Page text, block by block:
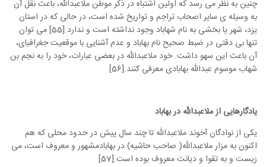
چنین به نظر می رسد که اولین اشتباه در ذکر موطن ملاعبدالله، باعث نقل آن
به وسیله ی سایر اصحاب تراجم و تواریخ شده است، در حالی که در استان
یزد، شهر یا بخشی به نام شهاباد وجود نداشته است و ندارد.[55] می توان
تنها بی دقتی در ضبط صحیح نام بهاباد و عدم آشنایی با موقعیت جغرافیای،
آن باعث این سهو داشت. خود ملاعبدالله در بعضی عبارات، خود را به نجم بن
شهاب موسوم عبدالله بهابادی معرفی کنند.[56]
یادگارهایی از ملاعبدالله در بهاباد
یکی از نوادگان آخوند ملاعبدالله تا چند سال پیش در حدود محلی که هم
اکنون به مزار ملاعبدالله( صاحب حاشیه) در بهابادمشهور و معروف است، می
زیست و به تقوا و دیانت معروف بوده است.[57]